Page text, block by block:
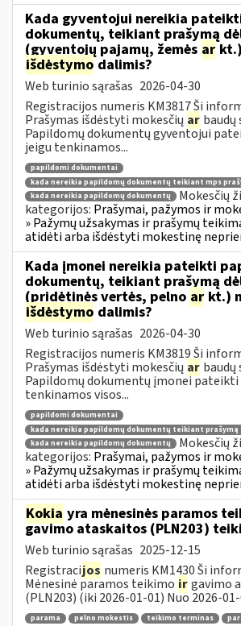
Kada gyventojui nereikia
dokumentų, teikiant prašymą
(gyventojų pajamų, žemės ar
išdėstymo dalimis?
Web turinio sąrašas 2026-04-30
Registracijos numeris KM3817 Ši
Prašymas išdėstyti mokesčių ar
Papildomų dokumentų gyventojui
jeigu tenkinamos...
papildomi dokumentai
kada nereikia papildomų dokumentų teikiant mps
kada nereikia papildomų dokumentų
Mokesčių
kategorijos: Prašymai, pažymos ir
» Pažymų užsakymas ir prašymų
atidėti arba išdėstyti mokestinę
Kada įmonei nereikia pateikti
dokumentų, teikiant prašymą
(pridėtinės vertės, pelno ar kt.)
išdėstymo dalimis?
Web turinio sąrašas 2026-04-30
Registracijos numeris KM3819 Ši
Prašymas išdėstyti mokesčių ar
Papildomų dokumentų įmonei pateikti
tenkinamos visos...
papildomi dokumentai
kada nereikia papildomų dokumentų teikiant prašymą
kada nereikia papildomų dokumentų
Mokesčių
kategorijos: Prašymai, pažymos ir
» Pažymų užsakymas ir prašymų
atidėti arba išdėstyti mokestinę
Kokia yra mėnesinės paramos
gavimo ataskaitos (PLN203)
Web turinio sąrašas 2025-12-15
Registracijos numeris KM1430 Ši
Mėnesinė paramos teikimo irgavimo
(PLN203) (iki 2026-01-01) Nuo 2026-01-
parama pelno mokestis teikimo terminas